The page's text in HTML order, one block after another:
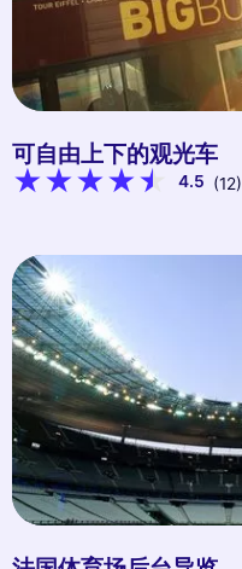
可自由上下的观光车
4.5 (12)